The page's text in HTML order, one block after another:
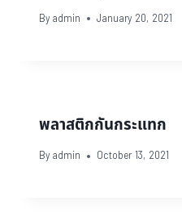
By admin January 20, 2021
พลาสติกกันกระแทก
By admin October 13, 2021